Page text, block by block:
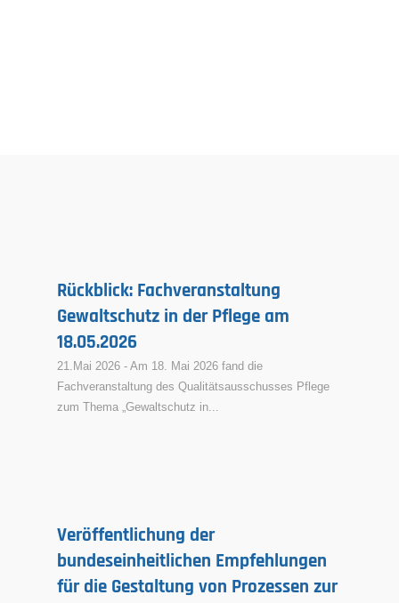
Rückblick: Fachveranstaltung
Gewaltschutz in der Pflege am
18.05.2026
21.Mai 2026 - Am 18. Mai 2026 fand die
Fachveranstaltung des Qualitätsausschusses Pflege
zum Thema „Gewaltschutz in...
Veröffentlichung der
bundeseinheitlichen Empfehlungen
für die Gestaltung von Prozessen zur